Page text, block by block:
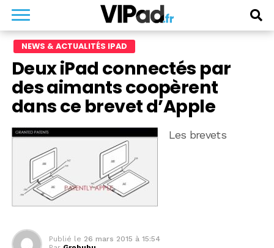
NEWS & ACTUALITÉS IPAD
Deux iPad connectés par
des aimants coopèrent
dans ce brevet d’Apple
Les brevets
Publié le 26 mars 2015 à 15:54